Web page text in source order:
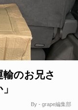
のお兄さ
By - grape編集部